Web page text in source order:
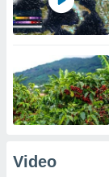
Video